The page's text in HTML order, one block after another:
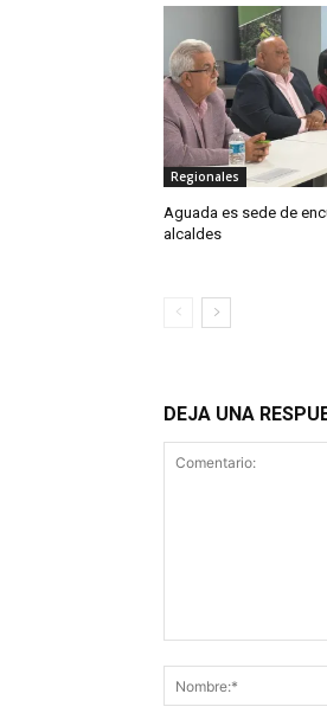
Regionales
Aguada es sede de
alcaldes
DEJA UNA